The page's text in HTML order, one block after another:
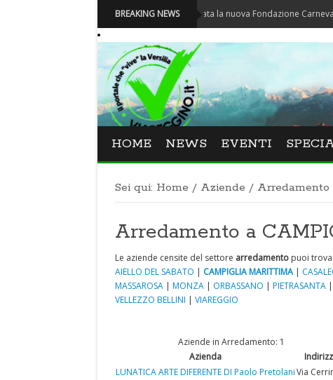
BREAKING NEWS
Carnevale - Nominata la nuova Fondazione Carnevale di
HOME NEWS EVENTI
Sei qui: Home / Aziende / Arredamento
Arredamento a
Le aziende censite del settore arredamento puoi
AIELLO DEL SABATO | CAMPIGLIA MARITTIMA |
MASSAROSA | MONZA | ORBASSANO | PIETRASANTA |
VELLEZZO BELLINI | VIAREGGIO
Aziende in Arredamento: 1
Azienda
LUNATICA ARTE DIFERENTE DI Paolo PretolaniVia